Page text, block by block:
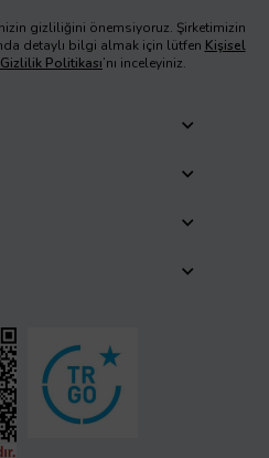
gizliliğini önemsiyoruz. Şirketimizin
detaylı bilgi almak için lütfen Kişisel
Politikası’nı inceleyiniz.